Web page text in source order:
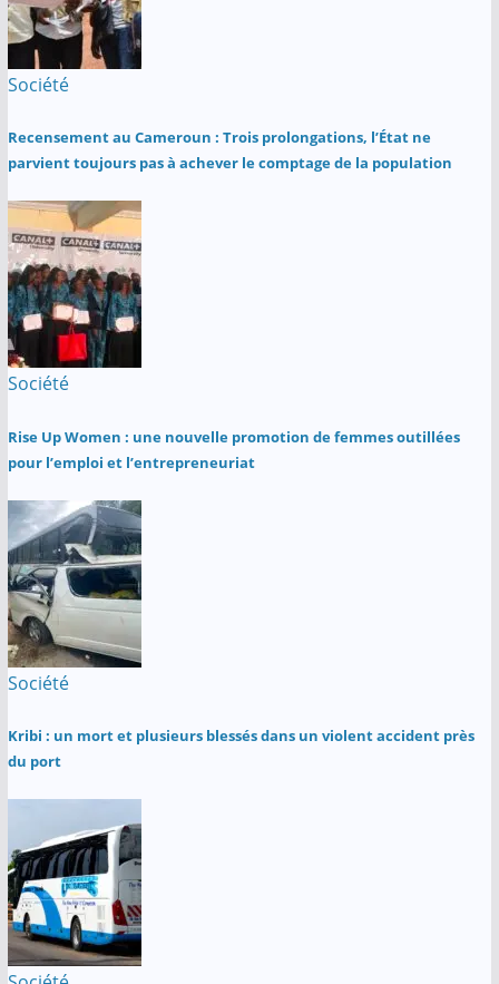
Société
Recensement au Cameroun : Trois prolongations, l’État ne
parvient toujours pas à achever le comptage de la population
Société
Rise Up Women : une nouvelle promotion de femmes outillées
pour l’emploi et l’entrepreneuriat
Société
Kribi : un mort et plusieurs blessés dans un violent accident près
du port